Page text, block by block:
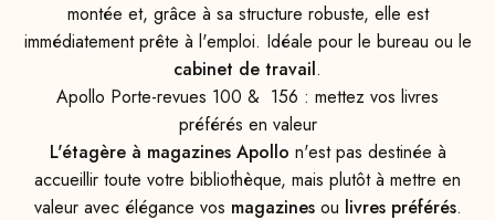
montée et, grâce à sa structure robuste, elle est
immédiatement prête à l'emploi. Idéale pour le bureau ou le
cabinet de travail.
Apollo Porte-revues 100 & 156 : mettez vos livres
préférés en valeur
L'étagère à magazines Apollo n'est pas destinée à
accueillir toute votre bibliothèque, mais plutôt à mettre en
valeur avec élégance vos magazinesou livres préférés.